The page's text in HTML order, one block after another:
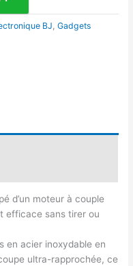
BJ ,Gadgets
d’un moteur à couple
efficace sans tirer ou
en acier inoxydable en
ultra-rapprochée, ce